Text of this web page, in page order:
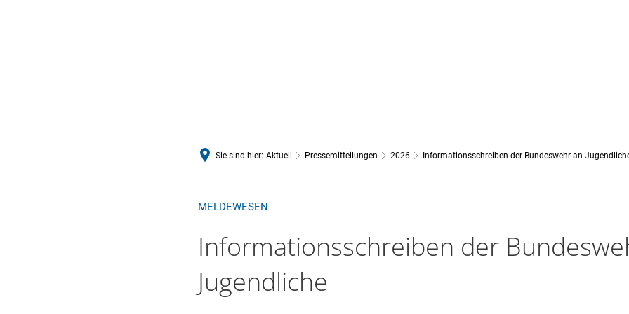
Sie sind hier: Aktuell Pressemitteilungen 2026 Informationsschreiben der Bundeswehr an
MELDEWESEN
Informationsschreiben der
Jugendliche